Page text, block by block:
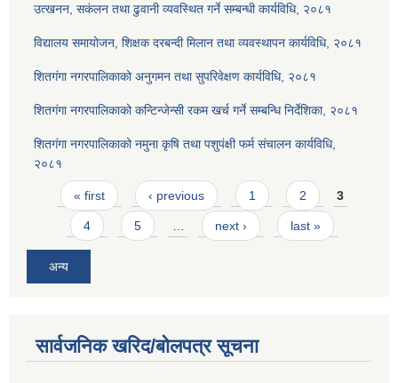
उत्खनन, सकंलन तथा ढुवानी व्यवस्थित गर्ने सम्बन्धी कार्यविधि, २०८१
विद्यालय समायोजन, शिक्षक दरबन्दी मिलान तथा व्यवस्थापन कार्यविधि, २०८१
शितगंगा नगरपालिकाको अनुगमन तथा सुपरिवेक्षण कार्यविधि, २०८१
शितगंगा नगरपालिकाको कन्टिन्जेन्सी रकम खर्च गर्ने सम्बन्धि निर्देशिका, २०८१
शितगंगा नगरपालिकाको नमुना कृषि तथा पशुपंक्षी फर्म संचालन कार्यविधि,
२०८१
Pages
« first ‹ previous 1 2 3
4 5 next › last »
अन्य
सार्वजनिक खरिद/बोलपत्र सूचना